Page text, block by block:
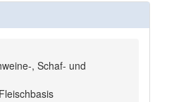
, Schaf- und